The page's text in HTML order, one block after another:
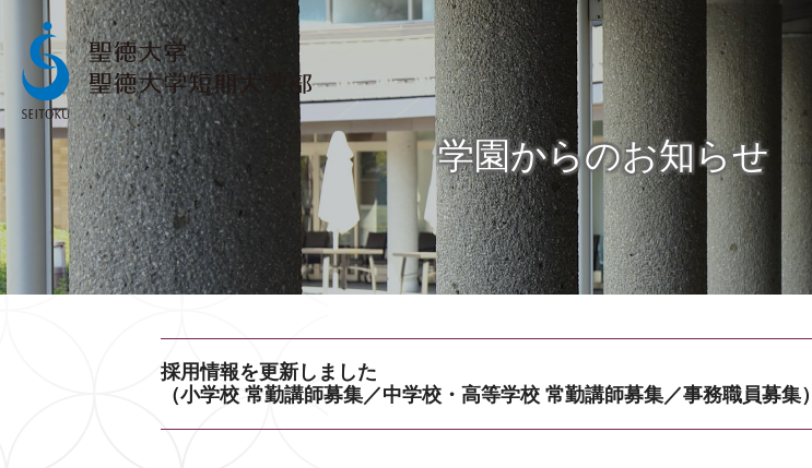
学園からのお知らせ
採用情報を更新しました
（小学校 常勤講師募集／中学校・高等学校 常勤講師募集／事務職員募集）